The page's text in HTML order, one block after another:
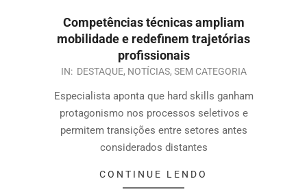
Competências técnicas ampliam
mobilidade e redefinem trajetórias
profissionais
IN: DESTAQUE, NOTÍCIAS, SEM CATEGORIA
Especialista aponta que hard skills ganham
protagonismo nos processos seletivos e
permitem transições entre setores antes
considerados distantes
CONTINUE LENDO